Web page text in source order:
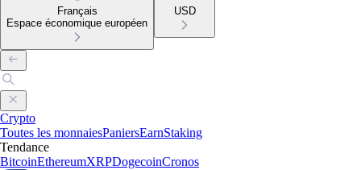
Français
Espace économique européen
USD
Crypto
Toutes les monnaiesPaniersEarnStaking
Tendance
BitcoinEthereumXRPDogecoinCronos